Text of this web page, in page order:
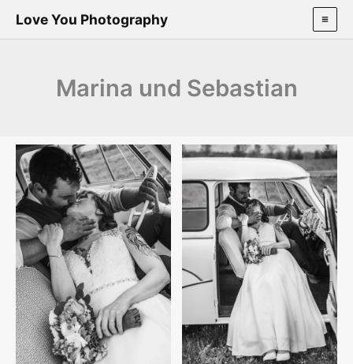
Inhalt
springen
Love You Photography
Marina und Sebastian